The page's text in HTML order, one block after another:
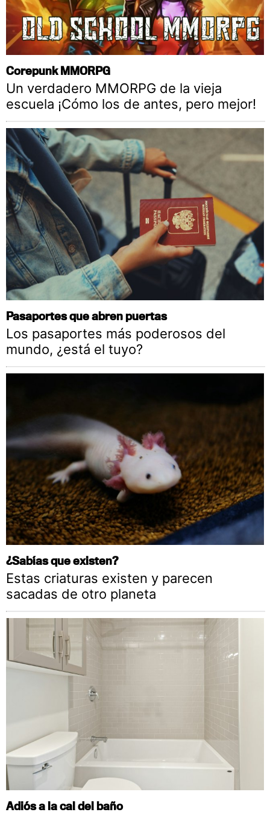
Corepunk MMORPG
Un verdadero MMORPG de la vieja
escuela ¡Cómo los de antes, pero mejor!
Pasaportes que abren puertas
Los pasaportes más poderosos del
mundo, ¿está el tuyo?
¿Sabías que existen?
Estas criaturas existen y parecen
sacadas de otro planeta
Adiós a la cal del baño